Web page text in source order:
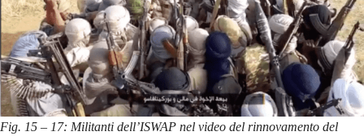
Fig. 15 – 17: Militanti dell’ISWAP nel video del rinnovamento del